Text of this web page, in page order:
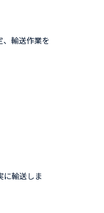
輸送作業を
に輸送しま